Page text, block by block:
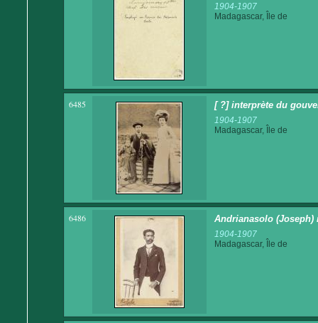
1904-1907
Madagascar, Île de
6485 [ ?] interprète du
1904-1907
Madagascar, Île de
6486 Andrianasolo
1904-1907
Madagascar, Île de